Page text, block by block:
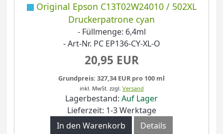
Original Epson C13T02W24010 / 502XL
Druckerpatrone cyan
- Füllmenge: 6,4ml
- Art-Nr. PC EP136-CY-XL-O
20,95 EUR
Grundpreis: 327,34 EUR pro 100 ml
inkl. MwSt. zzgl. Versand
Lagerbestand: Auf Lager
Lieferzeit: 1-3 Werktage
In den Warenkorb
Details